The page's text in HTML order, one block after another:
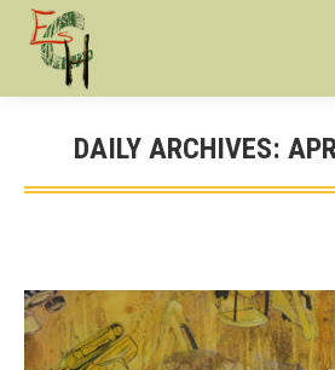
DAILY ARCHIVES:
You